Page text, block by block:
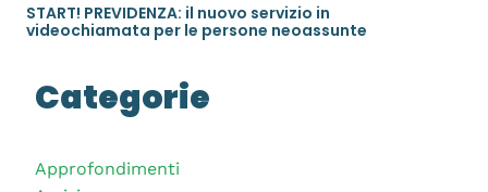
START! PREVIDENZA: il nuovo servizio in
videochiamata per le persone neoassunte
Categorie
Approfondimenti